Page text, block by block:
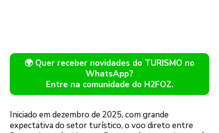
🌍 Quer receber novidades do TURISMO no
WhatsApp?
Entre na comunidade do H2FOZ.
Iniciado em dezembro de 2025, com grande
expectativa do setor turístico, o voo direto entre